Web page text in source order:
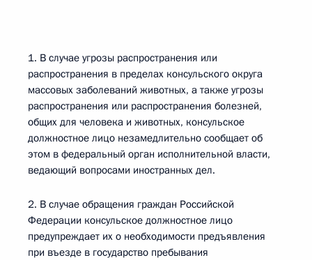
1. В случае угрозы распространения или
распространения в пределах консульского округа
массовых заболеваний животных, а также угрозы
распространения или распространения болезней,
общих для человека и животных, консульское
должностное лицо незамедлительно сообщает об
этом в федеральный орган исполнительной власти,
ведающий вопросами иностранных дел.
2. В случае обращения граждан Российской
Федерации консульское должностное лицо
предупреждает их о необходимости предъявления
при въезде в государство пребывания